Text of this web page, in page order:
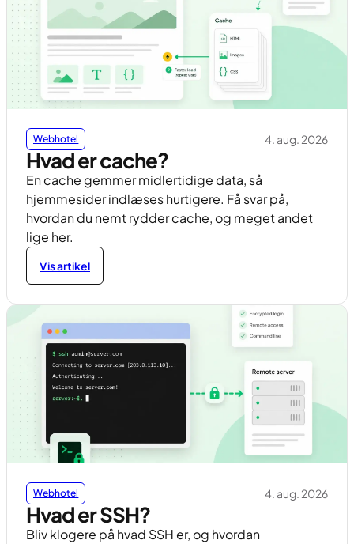
Webhotel 4. aug. 2026
Hvad er cache?
En cache gemmer midlertidige data, så
hjemmesider indlæses hurtigere. Få svar på,
hvordan du nemt rydder cache, og meget andet
lige her.
Vis artikel
Webhotel 4. aug. 2026
Hvad er SSH?
Bliv klogere på hvad SSH er, og hvordan